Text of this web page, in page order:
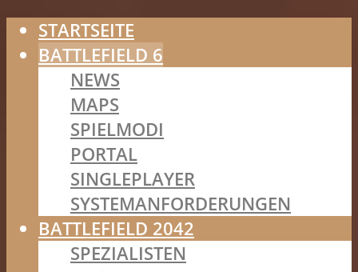
STARTSEITE
BATTLEFIELD 6
NEWS
MAPS
SPIELMODI
PORTAL
SINGLEPLAYER
SYSTEMANFORDERUNGEN
BATTLEFIELD 2042
SPEZIALISTEN